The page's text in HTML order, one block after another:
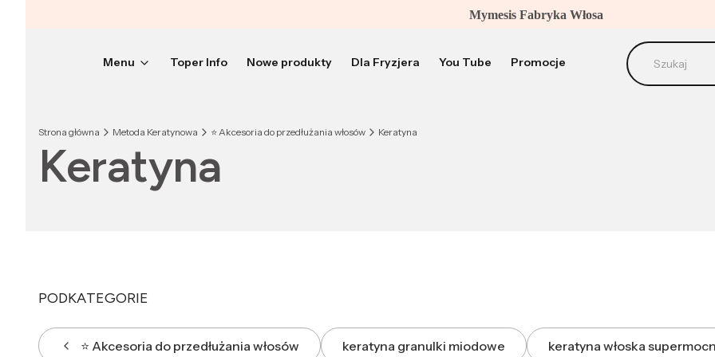
Mymesis Fabryka Włosa
Menu Toper Info Nowe produkty Dla Fryzjera You Tube Promocje ABC Info Pielęgnacja
Strona główna Metoda Keratynowa ⭐️ Akcesoria do przedłużania włosów Keratyna
Keratyna
PODKATEGORIE
⭐️ Akcesoria do przedłużania włosów keratyna granulki miodowe keratyna włoska